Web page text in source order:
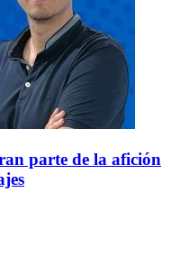
parte de la afición